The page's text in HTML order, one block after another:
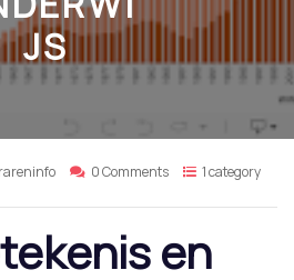
JS
0 Comments 1 category
en